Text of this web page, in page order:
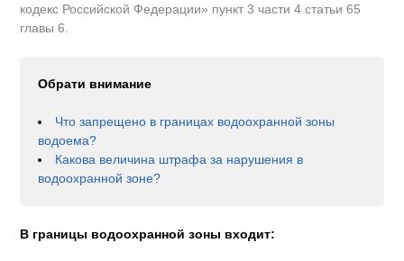
кодекс Российской Федерации» пункт 3 части 4 статьи 65
главы 6.
Обрати внимание
Что запрещено в границах водоохранной зоны
водоема?
Какова величина штрафа за нарушения в
водоохранной зоне?
В границы водоохранной зоны входит: